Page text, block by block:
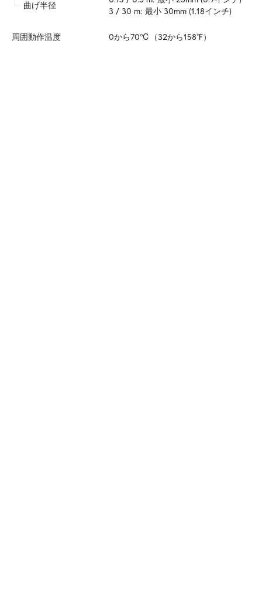
曲げ半径
3 / 30 m: 最小 30mm (1.18インチ)
周囲動作温度 0から70℃（32から158℉）